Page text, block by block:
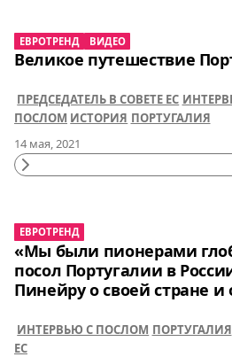
ЕВРОТРЕНД ВИДЕО
Великое путешествие
ПРЕДСЕДАТЕЛЬ В СОВЕТЕ ЕС
ПОСЛОМ ИСТОРИЯ ПОРТУГАЛИЯ
14 мая, 2021
Continue
ЕВРОТРЕНД
«Мы были пионерами
посол Португалии в
Пинейру о своей стране и
ИНТЕРВЬЮ С ПОСЛОМ ПОРТУГАЛИЯ
ЕС